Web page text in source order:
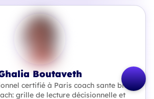
Boutaveth
certifié à Paris coach sante bien
grille de lecture décisionnelle et